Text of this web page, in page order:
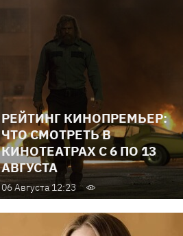
РЕЙТИНГ КИНОПРЕМЬЕР:
ЧТО СМОТРЕТЬ В
КИНОТЕАТРАХ С 6 ПО 13
АВГУСТА
06 Августа 12:23